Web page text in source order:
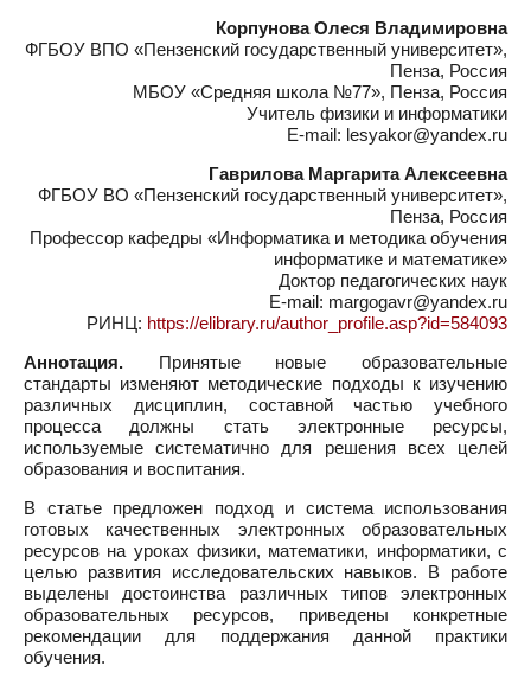
Корпунова Олеся Владимировна
ФГБОУ ВПО «Пензенский государственный университет»,
Пенза, Россия
МБОУ «Средняя школа №77», Пенза, Россия
Учитель физики и информатики
E-mail: lesyakor@yandex.ru
Гаврилова Маргарита Алексеевна
ФГБОУ ВО «Пензенский государственный университет»,
Пенза, Россия
Профессор кафедры «Информатика и методика обучения
информатике и математике»
Доктор педагогических наук
E-mail: margogavr@yandex.ru
РИНЦ: https://elibrary.ru/author_profile.asp?id=584093
Аннотация. Принятые новые образовательные
стандарты изменяют методические подходы к изучению
различных дисциплин, составной частью учебного
процесса должны стать электронные ресурсы,
используемые систематично для решения всех целей
образования и воспитания.
В статье предложен подход и система использования
готовых качественных электронных образовательных
ресурсов на уроках физики, математики, информатики, с
целью развития исследовательских навыков. В работе
выделены достоинства различных типов электронных
образовательных ресурсов, приведены конкретные
рекомендации для поддержания данной практики
обучения.